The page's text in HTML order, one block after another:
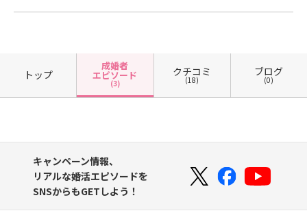
トップ
成婚者
エピソード
(3)
クチコミ
(18)
ブログ
(0)
キャンペーン情報、
リアルな婚活エピソードを
SNSからもGETしよう！